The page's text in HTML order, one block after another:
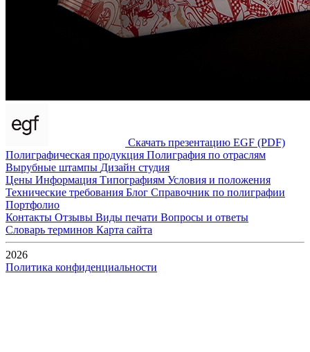
Скачать презентацию EGF (PDF)
Полиграфическая продукция Полиграфия по отраслям
Вырубные штампы Дизайн студия
Цены Информация Типографиям Условия и положения
Технические требования Блог Справочник по полиграфии
Портфолио
Контакты Отзывы Виды печати Вопросы и ответы
Словарь терминов Карта сайта
2026
Политика конфиденциальности